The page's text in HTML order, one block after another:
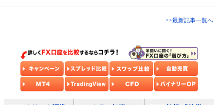
>>最新記事一覧へ